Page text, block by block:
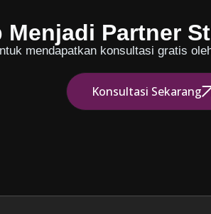
Menjadi Partner
mendapatkan konsultasi gratis
Konsultasi Sekarang